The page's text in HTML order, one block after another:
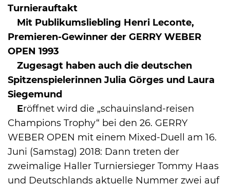
Turnierauftakt
Mit Publikumsliebling Henri Leconte,
Premieren-Gewinner der GERRY WEBER
OPEN 1993
Zugesagt haben auch die deutschen
Spitzenspielerinnen Julia Görges und Laura
Siegemund
Eröffnet wird die „schauinsland-reisen
Champions Trophy“ bei den 26. GERRY
WEBER OPEN mit einem Mixed-Duell am 16.
Juni (Samstag) 2018: Dann treten der
zweimalige Haller Turniersieger Tommy Haas
und Deutschlands aktuelle Nummer zwei auf